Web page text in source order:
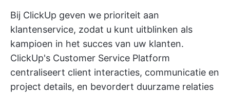
Bij ClickUp geven we prioriteit aan
klantenservice, zodat u kunt uitblinken als
kampioen in het succes van uw klanten.
ClickUp's Customer Service Platform
centraliseert client interacties, communicatie en
project details, en bevordert duurzame relaties